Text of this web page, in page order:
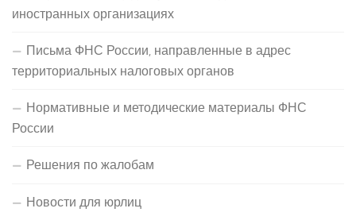
иностранных организациях
Письма ФНС России, направленные в адрес
территориальных налоговых органов
Нормативные и методические материалы ФНС
России
Решения по жалобам
Новости для юрлиц